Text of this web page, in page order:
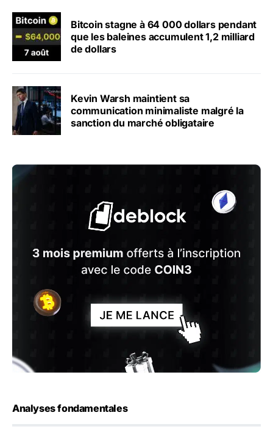
Bitcoin stagne à 64 000 dollars pendant
que les baleines accumulent 1,2 milliard
de dollars
Kevin Warsh maintient sa
communication minimaliste malgré la
sanction du marché obligataire
Analyses fondamentales